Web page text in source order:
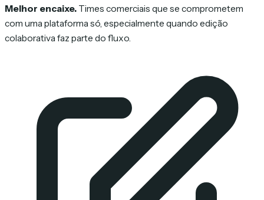
Melhor encaixe. Times comerciais que se comprometem
com uma plataforma só, especialmente quando edição
colaborativa faz parte do fluxo.